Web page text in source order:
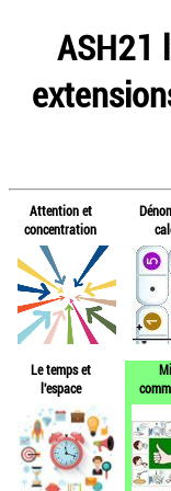
ASH21
Attention et
concentration
Le temps et
l'espace